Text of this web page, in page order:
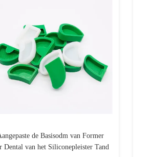
de Basisodm van Former
Dental van het Siliconepleister Tand